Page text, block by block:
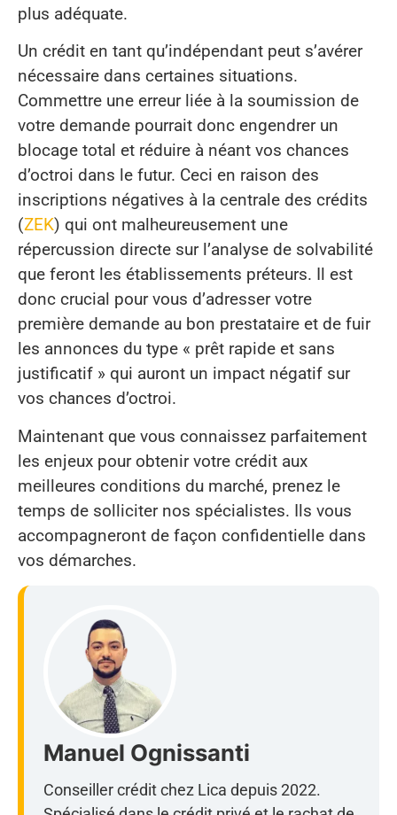
plus adéquate.
Un crédit en tant qu’indépendant peut s’avérer
nécessaire dans certaines situations.
Commettre une erreur liée à la soumission de
votre demande pourrait donc engendrer un
blocage total et réduire à néant vos chances
d’octroi dans le futur. Ceci en raison des
inscriptions négatives à la centrale des crédits
(ZEK) qui ont malheureusement une
répercussion directe sur l’analyse de solvabilité
que feront les établissements préteurs. Il est
donc crucial pour vous d’adresser votre
première demande au bon prestataire et de fuir
les annonces du type « prêt rapide et sans
justificatif » qui auront un impact négatif sur
vos chances d’octroi.
Maintenant que vous connaissez parfaitement
les enjeux pour obtenir votre crédit aux
meilleures conditions du marché, prenez le
temps de solliciter nos spécialistes. Ils vous
accompagneront de façon confidentielle dans
vos démarches.
Manuel Ognissanti
Conseiller crédit chez Lica depuis 2022.